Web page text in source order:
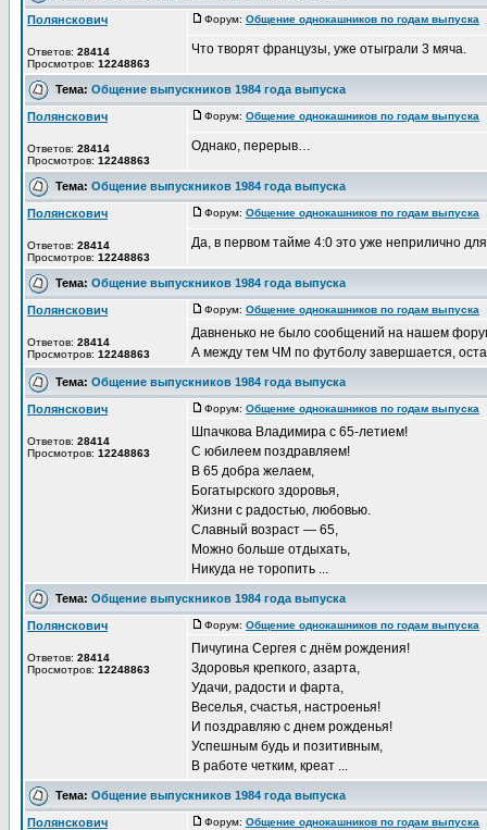
Полянскович
Ответов: 28414
Просмотров: 12248863
Форум: Общение однокашников по годам выпуска
Что творят французы, уже отыграли 3 мяча.
Тема: Общение выпускников 1984 года выпуска
Полянскович
Ответов: 28414
Просмотров: 12248863
Форум: Общение однокашников по годам выпуска
Однако, перерыв…
Тема: Общение выпускников 1984 года выпуска
Полянскович
Ответов: 28414
Просмотров: 12248863
Форум: Общение однокашников по годам выпуска
Да, в первом тайме 4:0 это уже неприлично
Тема: Общение выпускников 1984 года выпуска
Полянскович
Ответов: 28414
Просмотров: 12248863
Форум: Общение однокашников по годам выпуска
Давненько не было сообщений на нашем
А между тем ЧМ по футболу завершается,
Тема: Общение выпускников 1984 года выпуска
Полянскович
Ответов: 28414
Просмотров: 12248863
Форум: Общение однокашников по годам выпуска
Шпачкова Владимира с 65-летием!
С юбилеем поздравляем!
В 65 добра желаем,
Богатырского здоровья,
Жизни с радостью, любовью.
Славный возраст ― 65,
Можно больше отдыхать,
Никуда не торопить ...
Тема: Общение выпускников 1984 года выпуска
Полянскович
Ответов: 28414
Просмотров: 12248863
Форум: Общение однокашников по годам выпуска
Пичугина Сергея с днём рождения!
Здоровья крепкого, азарта,
Удачи, радости и фарта,
Веселья, счастья, настроенья!
И поздравляю с днем рожденья!
Успешным будь и позитивным,
В работе четким, креат ...
Тема: Общение выпускников 1984 года выпуска
Полянскович Форум: Общение однокашников по годам выпуска